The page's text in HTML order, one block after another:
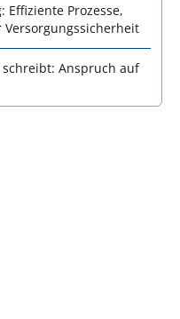
Prozesse,
Anspruch auf